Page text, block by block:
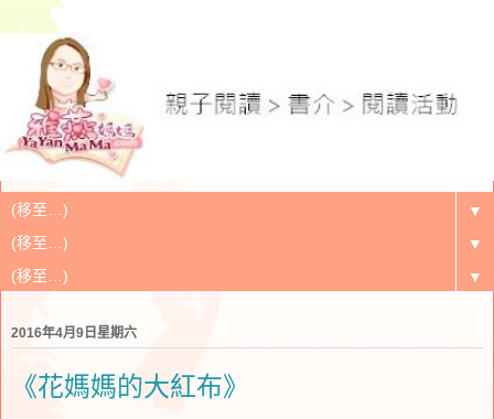
▼
▼
▼
2016年4月9日星期六
《花媽媽的大紅布》